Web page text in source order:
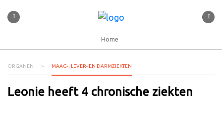
Home
ORGANEN MAAG-, LEVER- EN DARMZIEKTEN
Leonie heeft 4 chronische ziekten